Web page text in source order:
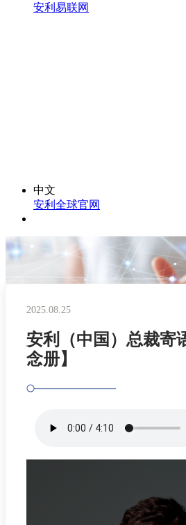
安利易联网
中文
安利全球官网
2025.08.25
安利（中国）总裁寄
念册】